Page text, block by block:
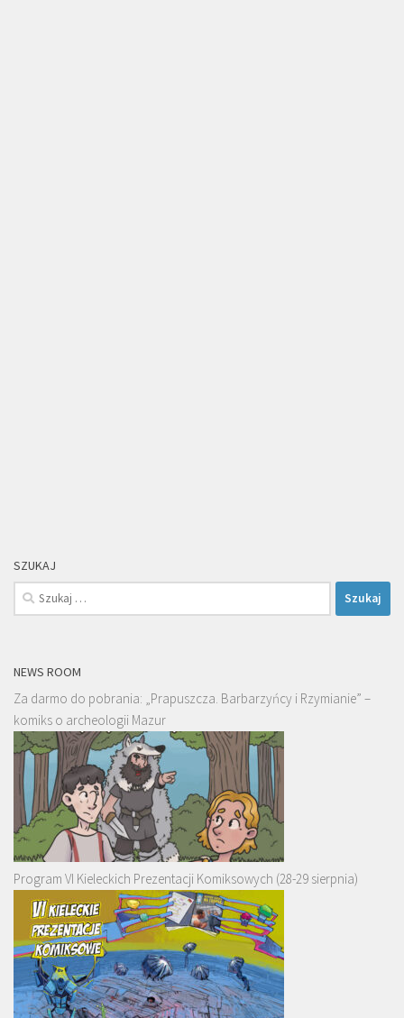
SZUKAJ
Szukaj:
NEWS ROOM
Za darmo do pobrania: „Prapuszcza. Barbarzyńcy i Rzymianie” –
komiks o archeologii Mazur
Program VI Kieleckich Prezentacji Komiksowych (28-29 sierpnia)